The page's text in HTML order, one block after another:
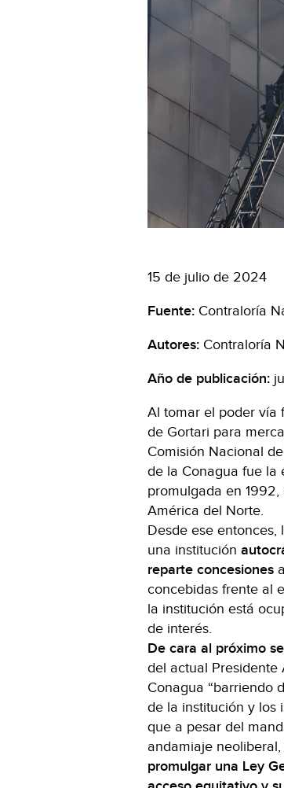
15 de julio de 2024
Fuente: Contraloría
Autores: Contraloría
Año de publicación:
Al tomar el poder vía
de Gortari para
Comisión Nacional
de la Conagua fue la
promulgada en
América del Norte.
Desde ese
una institución
reparte concesiones
concebidas frente al
la institución está
de interés.
De cara al próximo
del actual Presidente
Conagua “barriendo
de la institución y los
que a pesar del
andamiaje
promulgar una Ley